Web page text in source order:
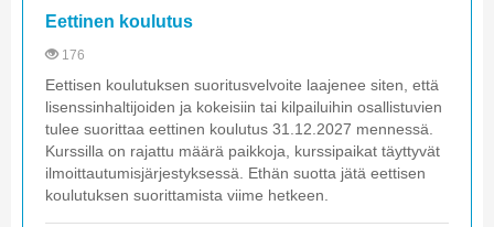
Eettinen koulutus
176
Eettisen koulutuksen suoritusvelvoite laajenee siten, että
lisenssinhaltijoiden ja kokeisiin tai kilpailuihin osallistuvien
tulee suorittaa eettinen koulutus 31.12.2027 mennessä.
Kurssilla on rajattu määrä paikkoja, kurssipaikat täyttyvät
ilmoittautumisjärjestyksessä. Ethän suotta jätä eettisen
koulutuksen suorittamista viime hetkeen.